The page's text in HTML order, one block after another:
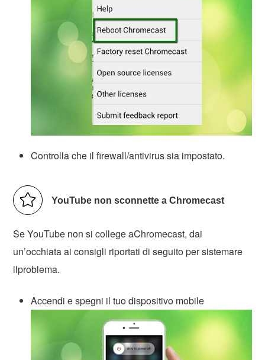
Controlla che il firewall/antivirus sia impostato.
YouTube non sconnette a Chromecast
Se YouTube non si college aChromecast, dai
un’occhiata ai consigli riportati di seguito per sistemare
ilproblema.
Accendi e spegni il tuo dispositivo mobile